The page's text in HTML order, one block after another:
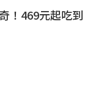
！469元起吃到